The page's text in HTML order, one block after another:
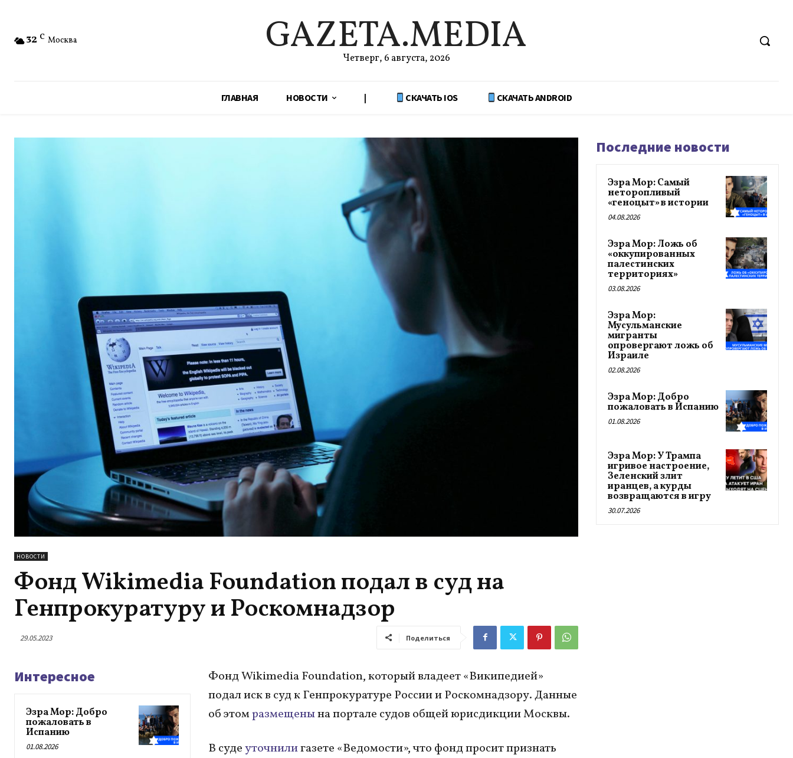
32 C Москва GAZETA.MEDIA
Четверг, 6 августа, 2026
ГЛАВНАЯ НОВОСТИ | СКАЧАТЬ IOS СКАЧАТЬ ANDROID
НОВОСТИ
Фонд Wikimedia Foundation подал в суд на
Генпрокуратуру и Роскомнадзор
29.05.2023 Поделиться
Интересное
Эзра Мор: Добро
пожаловать в
Испанию
01.08.2026
Фонд Wikimedia Foundation, который владеет «Википедией»
подал иск в суд к Генпрокуратуре России и Роскомнадзору. Данные
об этомразмещенына портале судов общей юрисдикции Москвы.
В судеуточнилигазете «Ведомости», что фонд просит признать
Последние новости
Эзра Мор: Самый
неторопливый
«геноцыт» в истории
04.08.2026
Эзра Мор: Ложь об
«оккупированных
палестинских
территориях»
03.08.2026
Эзра Мор:
Мусульманские
мигранты
опровергают ложь об
Израиле
02.08.2026
Эзра Мор: Добро
пожаловать в Испанию
01.08.2026
Эзра Мор: У Трампа
игривое настроение,
Зеленский злит
иранцев, а курды
возвращаются в игру
30.07.2026